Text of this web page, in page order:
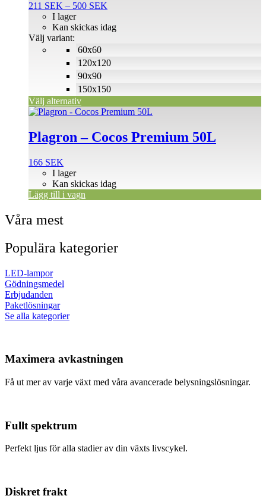
211 SEK – 500 SEK
till
60x60
120x120
90x90
150x150
I lager
Kan skickas idag
Välj variant:
Välj alternativ
varianter.
olika
alternativen
Plagron – Cocos Premium 50L
166 SEK
I lager
Kan skickas idag
Lägg till i vagn
Våra mest
Populära kategorier
LED-lampor
Gödningsmedel
Erbjudanden
Paketlösningar
Se alla kategorier
Maximera avkastningen
Få ut mer av varje växt med våra avancerade belysningslösningar.
Fullt spektrum
Perfekt ljus för alla stadier av din växts livscykel.
Diskret frakt